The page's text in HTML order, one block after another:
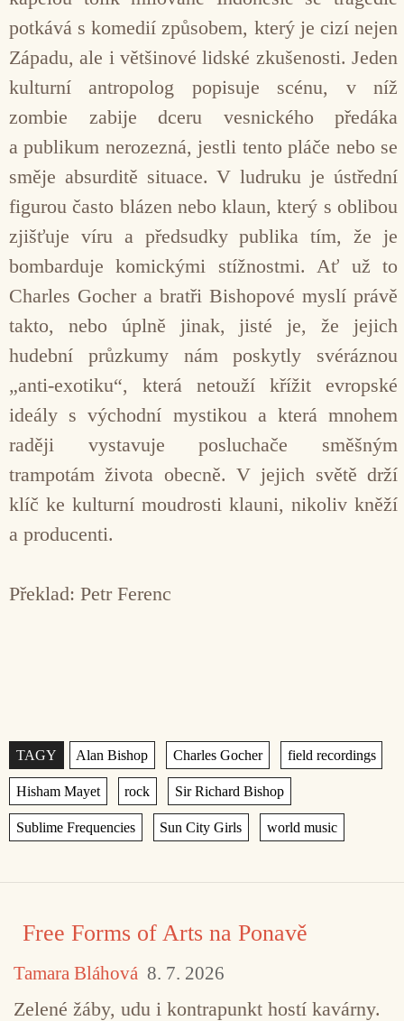
potkává s komedií způsobem, který je cizí nejen
Západu, ale i většinové lidské zkušenosti. Jeden
kulturní antropolog popisuje scénu, v níž
zombie zabije dceru vesnického předáka
a publikum nerozezná, jestli tento pláče nebo se
směje absurditě situace. V ludruku je ústřední
figurou často blázen nebo klaun, který s oblibou
zjišťuje víru a předsudky publika tím, že je
bombarduje komickými stížnostmi. Ať už to
Charles Gocher a bratři Bishopové myslí právě
takto, nebo úplně jinak, jisté je, že jejich
hudební průzkumy nám poskytly svéráznou
„anti-exotiku“, která netouží křížit evropské
ideály s východní mystikou a která mnohem
raději vystavuje posluchače směšným
trampotám života obecně. V jejich světě drží
klíč ke kulturní moudrosti klauni, nikoliv kněží
a producenti.
Překlad: Petr Ferenc
Štítky
Free Forms of Arts na Ponavě
Tamara Bláhová 8. 7. 2026
Zelené žáby, udu i kontrapunkt hostí kavárny.